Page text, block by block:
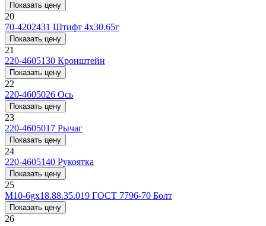
Показать цену
20
70-4202431 Штифт 4x30.65г
Показать цену
21
220-4605130 Кронштейн
Показать цену
22
220-4605026 Ось
Показать цену
23
220-4605017 Рычаг
Показать цену
24
220-4605140 Рукоятка
Показать цену
25
M10-6gx18.88.35.019 ГОСТ 7796-70 Болт
Показать цену
26